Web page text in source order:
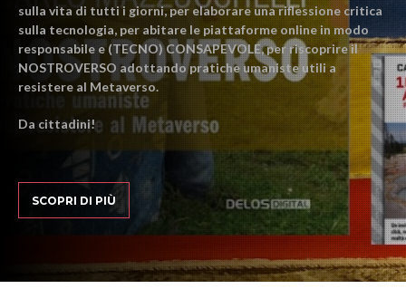
sulla vita di tutti i giorni, per elaborare una riflessione critica
sulla tecnologia, per abitare le piattaforme online in modo
responsabile e (TECNO) CONSAPEVOLE, per riscoprire il
NOSTROVERSO adottando pratiche umaniste utili a
resistere al Metaverso.
Da cittadini!
SCOPRI DI PIÙ